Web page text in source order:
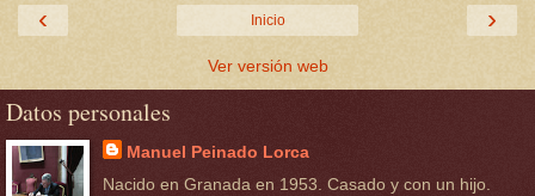
‹ ›
Inicio
Ver versión web
Datos personales
Manuel Peinado Lorca
Nacido en Granada en 1953. Casado y con un hijo.